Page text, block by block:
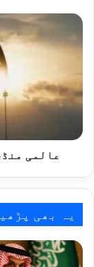
حکم
عالمی
منڈی
میں
کی
قیمتوں
کمی
عالمی
یہ بھی